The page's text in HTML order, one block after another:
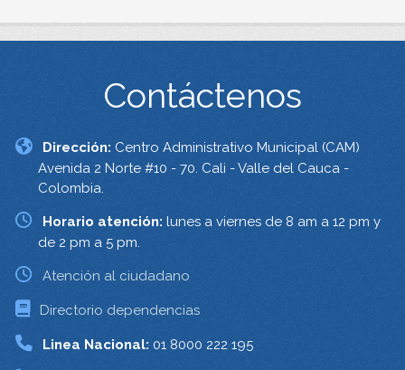
Contáctenos
Dirección: Centro Administrativo Municipal (CAM)
Avenida 2 Norte #10 - 70. Cali - Valle del Cauca -
Colombia.
Horario atención: lunes a viernes de 8 am a 12 pm y
de 2 pm a 5 pm.
Atención al ciudadano
Directorio dependencias
Linea Nacional: 01 8000 222 195